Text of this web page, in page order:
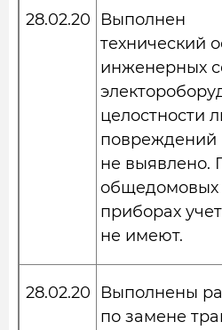
28.02.20
Выполнен
технический
инженерных
целостности
повреждений
не выявлено.
общедомовых
приборах
не имеют.
28.02.20
Выполнены
по замене